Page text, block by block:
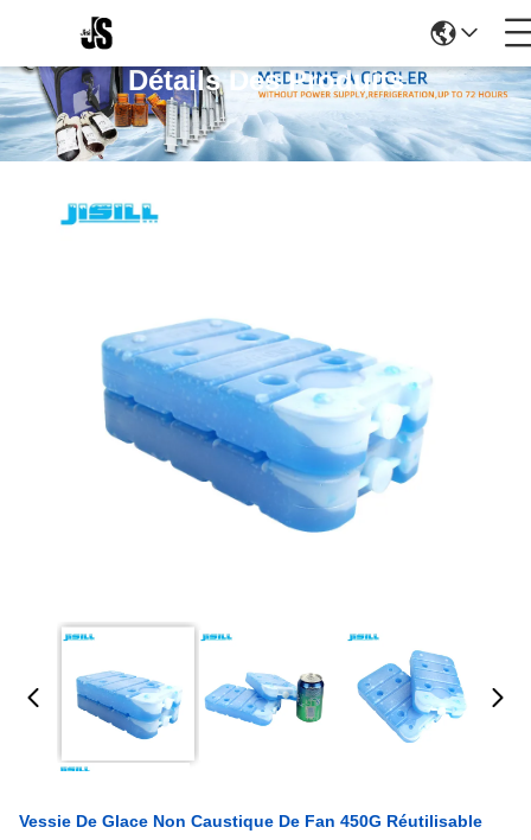
Détails Des Produits
Vessie De Glace Non Caustique De Fan 450G Réutilisable